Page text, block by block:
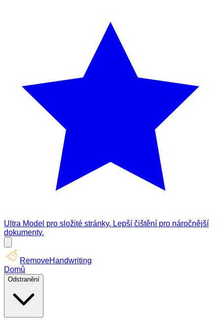
Ultra Model pro složité stránky. Lepší čištění pro náročnější
dokumenty.
RemoveHandwriting
Domů
Odstranění